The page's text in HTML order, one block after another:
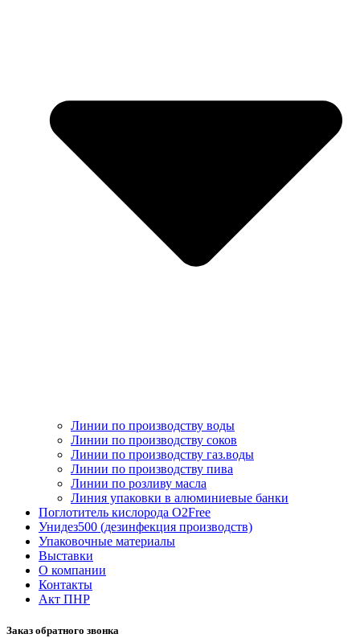
Линии по производству воды
Линии по производству соков
Линии по производству газ.воды
Линии по производству пива
Линии по розливу масла
Линия упаковки в алюминиевые банки
Поглотитель кислорода O2Free
Унидез500 (дезинфекция производств)
Упаковочные материалы
Выставки
О компании
Контакты
Акт ПНР
Заказ обратного звонка